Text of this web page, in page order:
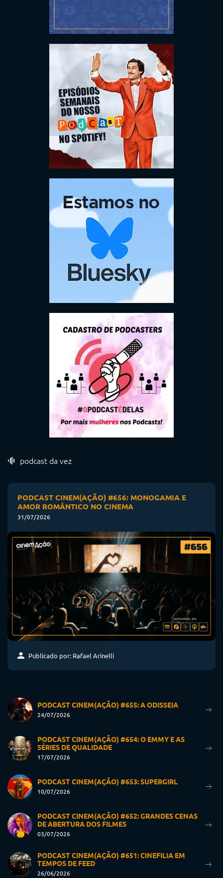
podcast da vez
PODCAST CINEM(AÇÃO) #656: MONOGAMIA E
AMOR ROMÂNTICO NO CINEMA
31/07/2026
Publicado por: Rafael Arinelli
PODCAST CINEM(AÇÃO) #655: A ODISSEIA
24/07/2026
PODCAST CINEM(AÇÃO) #654: O EMMY E AS
SÉRIES DE QUALIDADE
17/07/2026
PODCAST CINEM(AÇÃO) #653: SUPERGIRL
10/07/2026
PODCAST CINEM(AÇÃO) #652: GRANDES CENAS
DE ABERTURA DOS FILMES
03/07/2026
PODCAST CINEM(AÇÃO) #651: CINEFILIA EM
TEMPOS DE FEED
26/06/2026